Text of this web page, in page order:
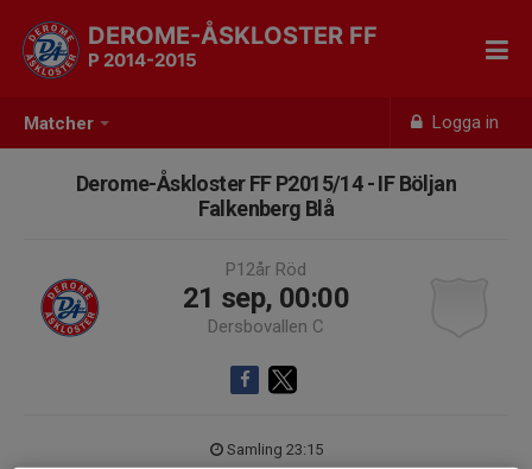
Matcher Logga in
DEROME-ÅSKLOSTER FF
P 2014-2015
Derome-Åskloster FF P2015/14 - IF Böljan
Falkenberg Blå
P12år Röd
21 sep, 00:00
Dersbovallen C
Samling 23:15